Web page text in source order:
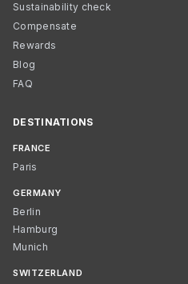
Sustainability check
Compensate
Rewards
Blog
FAQ
DESTINATIONS
FRANCE
Paris
GERMANY
Berlin
Hamburg
Munich
SWITZERLAND